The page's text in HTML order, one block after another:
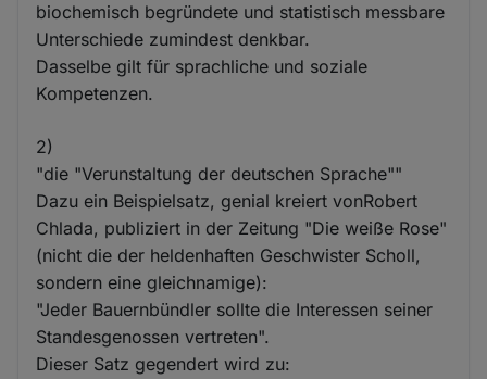
biochemisch begründete und statistisch messbare
Unterschiede zumindest denkbar.
Dasselbe gilt für sprachliche und soziale
Kompetenzen.
2)
"die "Verunstaltung der deutschen Sprache""
Dazu ein Beispielsatz, genial kreiert vonRobert
Chlada, publiziert in der Zeitung "Die weiße Rose"
(nicht die der heldenhaften Geschwister Scholl,
sondern eine gleichnamige):
"Jeder Bauernbündler sollte die Interessen seiner
Standesgenossen vertreten".
Dieser Satz gegendert wird zu: